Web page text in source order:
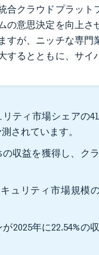
クラウドプラッ
意思決定を向上さ
が、ニッチな専
るとともに、サ
ティ市場シェアの
されています。
収益を獲得し、ク
リティ市場規模
2025年に22.54%の